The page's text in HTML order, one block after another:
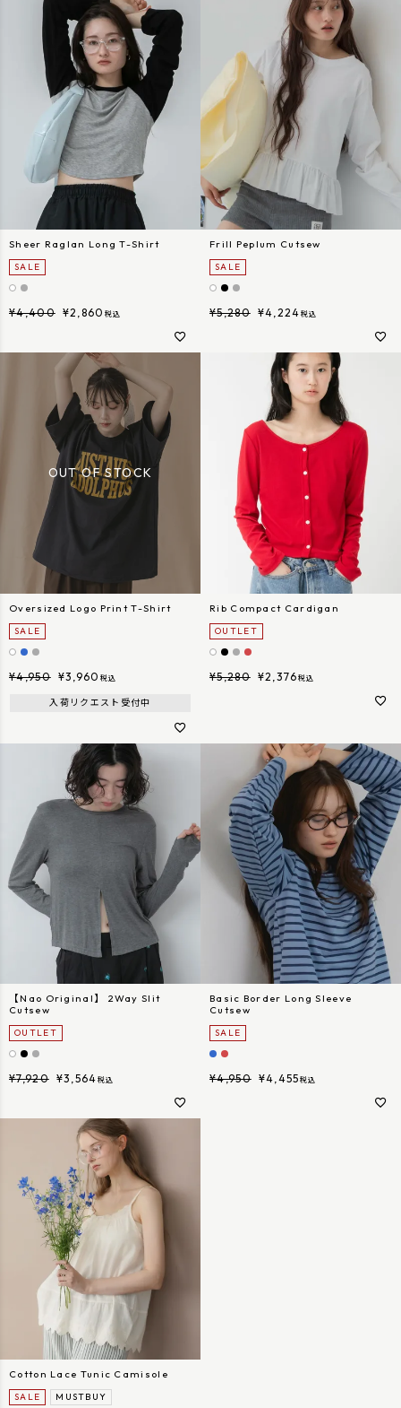
Sheer Raglan Long T-Shirt
SALE
¥4,400 ¥2,860 税込
Frill Peplum Cutsew
SALE
¥5,280 ¥4,224 税込
Oversized Logo Print T-Shirt
SALE
¥4,950 ¥3,960 税込
入荷リクエスト受付中
Rib Compact Cardigan
OUTLET
¥5,280 ¥2,376 税込
【Nao Original】 2Way Slit
Cutsew
OUTLET
¥7,920 ¥3,564 税込
Basic Border Long Sleeve
Cutsew
SALE
¥4,950 ¥4,455 税込
Cotton Lace Tunic Camisole
SALE MUSTBUY